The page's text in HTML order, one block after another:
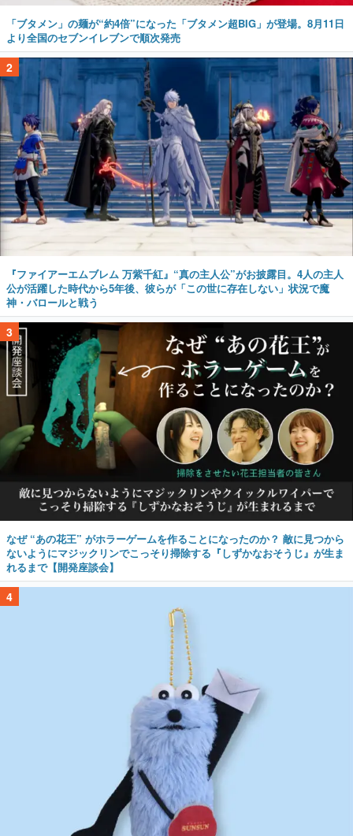
「ブタメン」の麺が“約4倍”になった「ブタメン超BIG」が登場。8月11日
より全国のセブンイレブンで順次発売
2
『ファイアーエムブレム 万紫千紅』“真の主人公”がお披露目。4人の主人
公が活躍した時代から5年後、彼らが「この世に存在しない」状況で魔
神・バロールと戦う
3
なぜ “あの花王” がホラーゲームを作ることになったのか？ 敵に見つから
ないようにマジックリンでこっそり掃除する『しずかなおそうじ』が生ま
れるまで【開発座談会】
4